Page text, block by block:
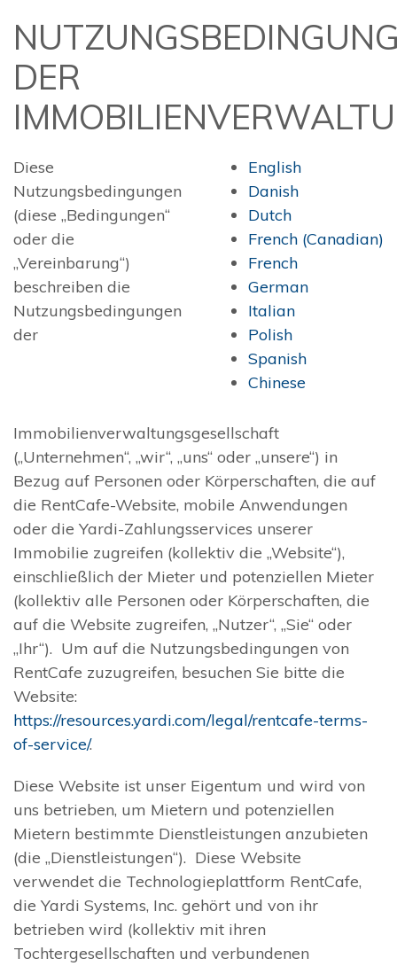
DER
English
Danish
Dutch
French (Canadian)
French
German
Italian
Polish
Spanish
Chinese
Diese
Nutzungsbedingungen
(diese „Bedingungen“
oder die
„Vereinbarung“)
beschreiben die
Nutzungsbedingungen
der
Immobilienverwaltungsgesellschaft
(„Unternehmen“, „wir“, „uns“ oder „unsere“) in
Bezug auf Personen oder Körperschaften, die auf
die RentCafe-Website, mobile Anwendungen
oder die Yardi-Zahlungsservices unserer
Immobilie zugreifen (kollektiv die „Website“),
einschließlich der Mieter und potenziellen Mieter
(kollektiv alle Personen oder Körperschaften, die
auf die Website zugreifen, „Nutzer“, „Sie“ oder
„Ihr“). Um auf die Nutzungsbedingungen von
RentCafe zuzugreifen, besuchen Sie bitte die
Website:
https://resources.yardi.com/legal/rentcafe-terms-
of-service/.
Diese Website ist unser Eigentum und wird von
uns betrieben, um Mietern und potenziellen
Mietern bestimmte Dienstleistungen anzubieten
(die „Dienstleistungen“). Diese Website
verwendet die Technologieplattform RentCafe,
die Yardi Systems, Inc. gehört und von ihr
betrieben wird (kollektiv mit ihren
Tochtergesellschaften und verbundenen